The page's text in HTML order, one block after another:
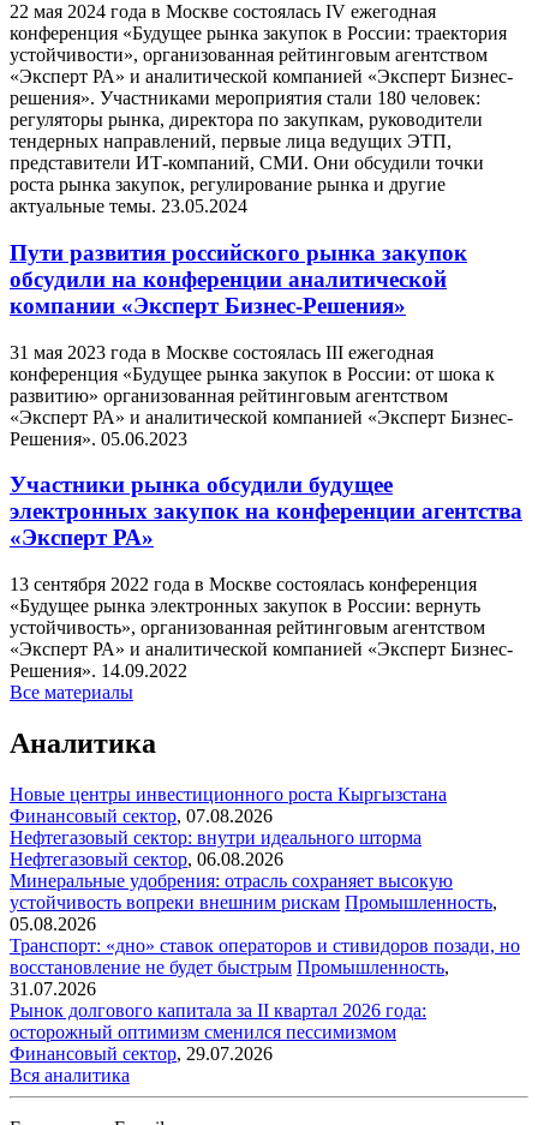
22 мая 2024 года в Москве состоялась IV ежегодная
конференция «Будущее рынка закупок в России: траектория
устойчивости», организованная рейтинговым агентством
«Эксперт РА» и аналитической компанией «Эксперт Бизнес-
решения». Участниками мероприятия стали 180 человек:
регуляторы рынка, директора по закупкам, руководители
тендерных направлений, первые лица ведущих ЭТП,
представители ИТ-компаний, СМИ. Они обсудили точки
роста рынка закупок, регулирование рынка и другие
актуальные темы. 23.05.2024
Пути развития российского рынка закупок
обсудили на конференции аналитической
компании «Эксперт Бизнес-Решения»
31 мая 2023 года в Москве состоялась III ежегодная
конференция «Будущее рынка закупок в России: от шока к
развитию» организованная рейтинговым агентством
«Эксперт РА» и аналитической компанией «Эксперт Бизнес-
Решения». 05.06.2023
Участники рынка обсудили будущее
электронных закупок на конференции агентства
«Эксперт РА»
13 сентября 2022 года в Москве состоялась конференция
«Будущее рынка электронных закупок в России: вернуть
устойчивость», организованная рейтинговым агентством
«Эксперт РА» и аналитической компанией «Эксперт Бизнес-
Решения». 14.09.2022
Все материалы
Аналитика
Новые центры инвестиционного роста Кыргызстана
Финансовый сектор, 07.08.2026
Нефтегазовый сектор: внутри идеального шторма
Нефтегазовый сектор, 06.08.2026
Минеральные удобрения: отрасль сохраняет высокую
устойчивость вопреки внешним рискам Промышленность,
05.08.2026
Транспорт: «дно» ставок операторов и стивидоров позади, но
восстановление не будет быстрым Промышленность,
31.07.2026
Рынок долгового капитала за II квартал 2026 года:
осторожный оптимизм сменился пессимизмом
Финансовый сектор, 29.07.2026
Вся аналитика